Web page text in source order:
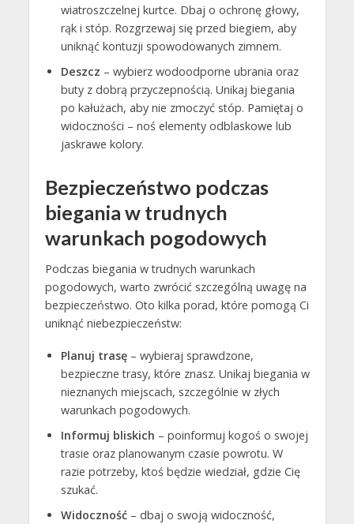
wiatroszczelnej kurtce. Dbaj o ochronę głowy,
rąk i stóp. Rozgrzewaj się przed biegiem, aby
uniknąć kontuzji spowodowanych zimnem.
Deszcz – wybierz wodoodporne ubrania oraz
buty z dobrą przyczepnością. Unikaj biegania
po kałużach, aby nie zmoczyć stóp. Pamiętaj o
widoczności – noś elementy odblaskowe lub
jaskrawe kolory.
Bezpieczeństwo podczas
biegania w trudnych
warunkach pogodowych
Podczas biegania w trudnych warunkach
pogodowych, warto zwrócić szczególną uwagę na
bezpieczeństwo. Oto kilka porad, które pomogą Ci
uniknąć niebezpieczeństw:
Planuj trasę– wybieraj sprawdzone,
bezpieczne trasy, które znasz. Unikaj biegania w
nieznanych miejscach, szczególnie w złych
warunkach pogodowych.
Informuj bliskich – poinformuj kogoś o swojej
trasie oraz planowanym czasie powrotu. W
razie potrzeby, ktoś będzie wiedział, gdzie Cię
szukać.
Widoczność– dbaj o swoją widoczność,